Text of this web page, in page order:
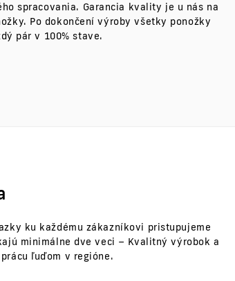
spracovania. Garancia kvality je u nás na
Po dokončení výroby všetky ponožky
pár v 100% stave.
ku každému zákazníkovi pristupujeme
minimálne dve veci – Kvalitný výrobok a
ľuďom v regióne.